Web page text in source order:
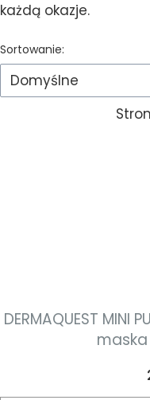
każdą okazje.
Lista produktów
Sortowanie:
Domyślne
DERMAQUEST MINI